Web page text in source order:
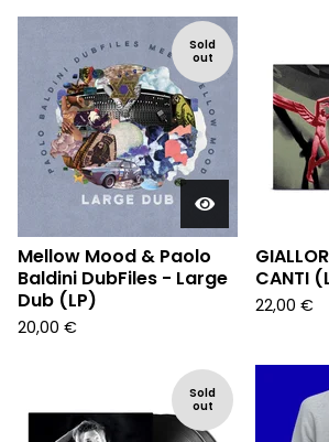
Sold
out
Mellow Mood & Paolo
Baldini DubFiles - Large
Dub (LP)
20,00 €
CANTI
22,00 €
Sold
out